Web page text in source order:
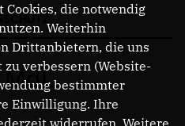
MdL
Cookies, die notwendig
Weiterhin
Drittanbietern, die uns
verbessern (Website-
bestimmter
Einwilligung. Ihre
widerrufen. Weitere